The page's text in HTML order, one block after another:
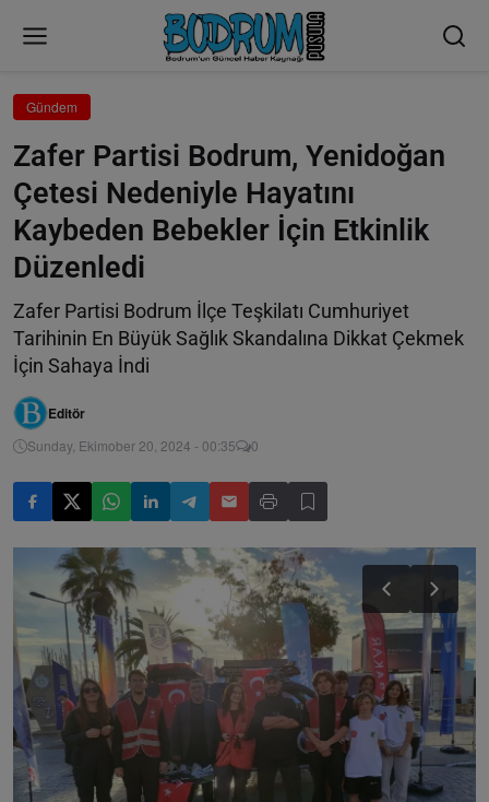
Gündem
Zafer Partisi Bodrum, Yenidoğan
Çetesi Nedeniyle Hayatını
Kaybeden Bebekler İçin Etkinlik
Düzenledi
Zafer Partisi Bodrum İlçe Teşkilatı Cumhuriyet
Tarihinin En Büyük Sağlık Skandalına Dikkat Çekmek
İçin Sahaya İndi
Editör
Sunday, Ekimober 20, 2024 - 00:35 0